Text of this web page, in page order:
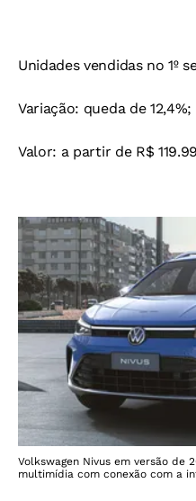
Unidades vendidas no 1º
Variação: queda de 12,4%;
Valor: a partir de R$
Volkswagen Nivus em versão de
multimídia com conexão com a